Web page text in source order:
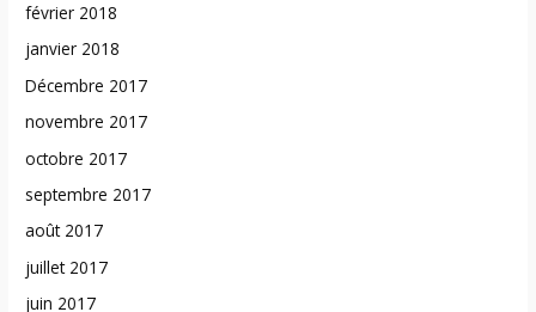
février 2018
janvier 2018
Décembre 2017
novembre 2017
octobre 2017
septembre 2017
août 2017
juillet 2017
juin 2017